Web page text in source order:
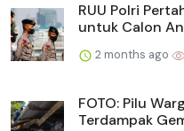
RUU Polri
untuk Calon
2 months ago
FOTO: Pilu
Terdampak